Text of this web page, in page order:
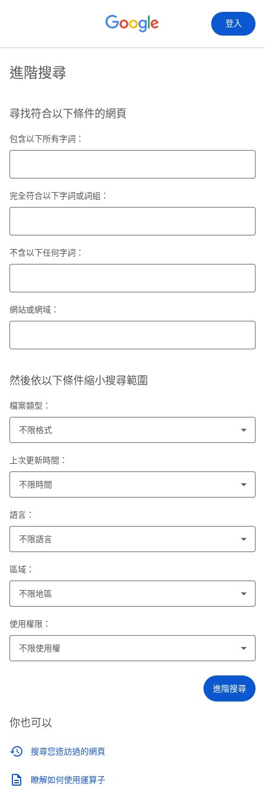
登入
進階搜尋
尋找符合以下條件的網頁
包含以下所有字詞：
完全符合以下字詞或詞組：
不含以下任何字詞：
網站或網域：
然後依以下條件縮小搜尋範圍
檔案類型：
不限格式
上次更新時間：
不限時間
語言：
不限語言
區域：
不限地區
使用權限：
不限使用權
進階搜尋
你也可以
搜尋您造訪過的網頁
瞭解如何使用運算子